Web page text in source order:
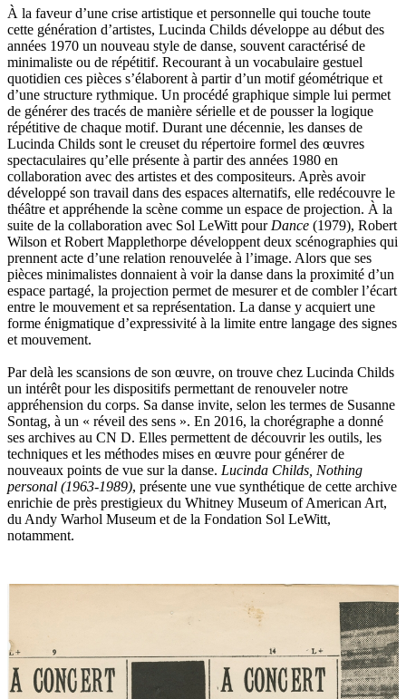
À la faveur d’une crise artistique et personnelle qui touche toute
cette génération d’artistes, Lucinda Childs développe au début des
années 1970 un nouveau style de danse, souvent caractérisé de
minimaliste ou de répétitif. Recourant à un vocabulaire gestuel
quotidien ces pièces s’élaborent à partir d’un motif géométrique et
d’une structure rythmique. Un procédé graphique simple lui permet
de générer des tracés de manière sérielle et de pousser la logique
répétitive de chaque motif. Durant une décennie, les danses de
Lucinda Childs sont le creuset du répertoire formel des œuvres
spectaculaires qu’elle présente à partir des années 1980 en
collaboration avec des artistes et des compositeurs. Après avoir
développé son travail dans des espaces alternatifs, elle redécouvre le
théâtre et appréhende la scène comme un espace de projection. À la
suite de la collaboration avec Sol LeWitt pour Dance (1979), Robert
Wilson et Robert Mapplethorpe développent deux scénographies qui
prennent acte d’une relation renouvelée à l’image. Alors que ses
pièces minimalistes donnaient à voir la danse dans la proximité d’un
espace partagé, la projection permet de mesurer et de combler l’écart
entre le mouvement et sa représentation. La danse y acquiert une
forme énigmatique d’expressivité à la limite entre langage des signes
et mouvement.
Par delà les scansions de son œuvre, on trouve chez Lucinda Childs
un intérêt pour les dispositifs permettant de renouveler notre
appréhension du corps. Sa danse invite, selon les termes de Susanne
Sontag, à un « réveil des sens ». En 2016, la chorégraphe a donné
ses archives au CN D. Elles permettent de découvrir les outils, les
techniques et les méthodes mises en œuvre pour générer de
nouveaux points de vue sur la danse. Lucinda Childs, Nothing
personal (1963-1989), présente une vue synthétique de cette archive
enrichie de près prestigieux du Whitney Museum of American Art,
du Andy Warhol Museum et de la Fondation Sol LeWitt,
notamment.